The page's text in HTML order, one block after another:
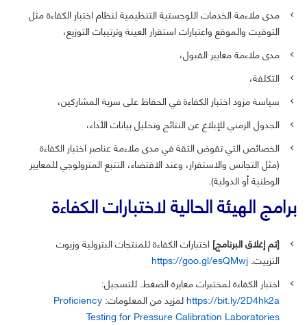
مدى ملاءمة الخدمات اللوجستية التنظيمية لنظام اختبار الكفاءة مثل
التوقيت والموقع واعتبارات استقرار العينة وترتيبات التوزيع،
مدى ملاءمة معايير القبول،
التكلفة،
سياسة مزود اختبار الكفاءة في الحفاظ على سرية المشاركين،
الجدول الزمني للإبلاغ عن النتائج وتحليل بيانات الأداء،
الخصائص التي تقوض الثقة في مدى ملاءمة عناصر اختبار الكفاءة
(مثل التجانس والاستقرار، وعند الاقتضاء، التتبع المترولوجي للمعايير
الوطنية أو الدولية).
برامج الهيئة الحالية لاختبارات الكفاءة
[تم إغلاق البرنامج] اختبارات الكفاءة للمنتجات البترولية وزيوت
التزييت. https://goo.gl/esQMwj
اختبار الكفاءة لمختبرات معايرة الضغط. للتسجيل:
https://bit.ly/2D4hk2aلمزيد من المعلومات: Proficiency
Testing for Pressure Calibration Laboratories